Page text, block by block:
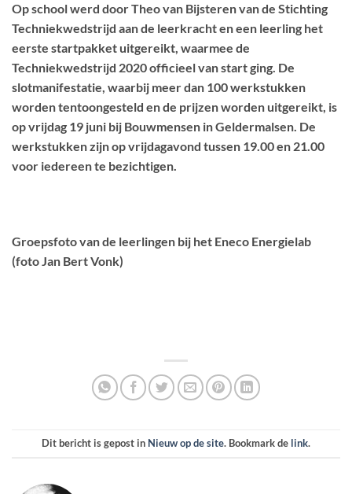
Op school werd door Theo van Bijsteren van de Stichting
Techniekwedstrijd aan de leerkracht en een leerling het
eerste startpakket uitgereikt, waarmee de
Techniekwedstrijd 2020 officieel van start ging. De
slotmanifestatie, waarbij meer dan 100 werkstukken
worden tentoongesteld en de prijzen worden uitgereikt, is
op vrijdag 19 juni bij Bouwmensen in Geldermalsen. De
werkstukken zijn op vrijdagavond tussen 19.00 en 21.00
voor iedereen te bezichtigen.
Groepsfoto van de leerlingen bij het Eneco Energielab
(foto Jan Bert Vonk)
Dit bericht is gepost in Nieuw op de site. Bookmark de link.